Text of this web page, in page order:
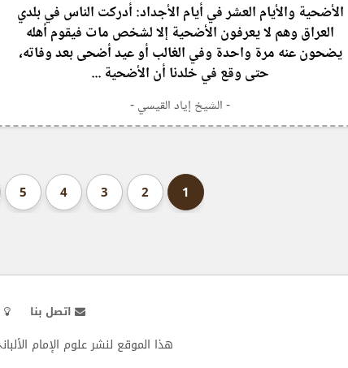
الأضحية والأيام العشر في أيام الأجداد: أدركت الناس في بلدي
العراق وهم لا يعرفون الأضحية إلا لشخص مات فيقوم أهله
يضحون عنه مرة واحدة وفي الغالب أو عيد أضحى بعد وفاته،
حتى وقع في خلدنا أن الأضحية ...
- الشيخ إياد القيسي -
1
2
3
4
5
اتصل بنا
هذا الموقع لنشر علوم الإمام